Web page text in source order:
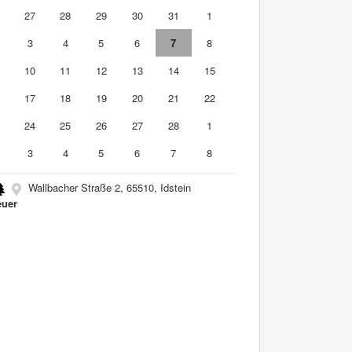
27 28 29 30 31
1
3 4 5 6 7
8
10 11 12 13 14
15
17 18 19 20 21
22
24 25 26 27 28
1
3 4 5 6 7 8
Wallbacher Straße 2, 65510, Idstein